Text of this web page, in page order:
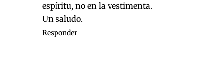
espíritu, no en la vestimenta.
Un saludo.
Responder